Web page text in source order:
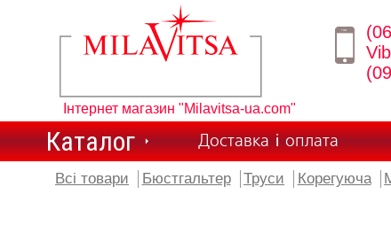
Інтернет магазин "Milavitsa-ua.com"
Каталог Доставка і оплата
Всі товари Бюстгальтер Труси Корегуюча